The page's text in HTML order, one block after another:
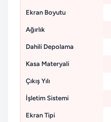
Ekran Boyutu
Ağırlık
Dahili Depolama
Kasa Materyali
Çıkış Yılı
İşletim Sistemi
Ekran Tipi